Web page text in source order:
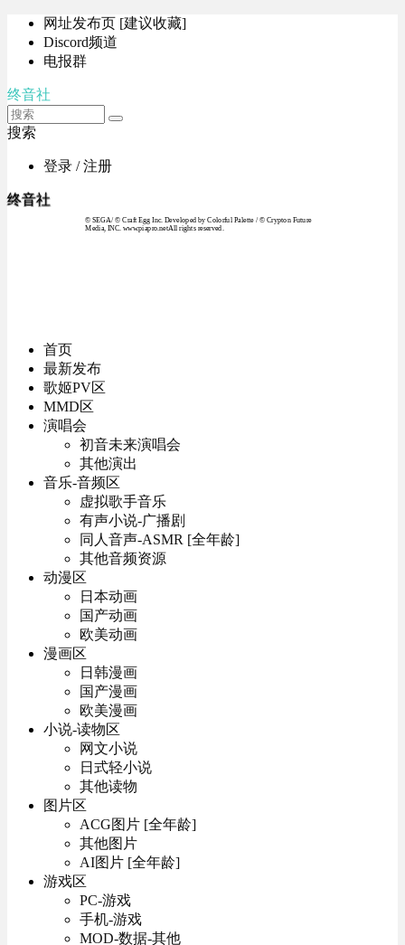
网址发布页 [建议收藏]
Discord频道
电报群
终音社
搜索
登录 / 注册
终音社
© SEGA / © Craft Egg Inc. Developed by Colorful Palette / © Crypton Future
Media, INC. www.piapro.netAll rights reserved.
首页
最新发布
歌姬PV区
MMD区
演唱会
初音未来演唱会
其他演出
音乐-音频区
虚拟歌手音乐
有声小说-广播剧
同人音声-ASMR [全年龄]
其他音频资源
动漫区
日本动画
国产动画
欧美动画
漫画区
日韩漫画
国产漫画
欧美漫画
小说-读物区
网文小说
日式轻小说
其他读物
图片区
ACG图片 [全年龄]
其他图片
AI图片 [全年龄]
游戏区
PC-游戏
手机-游戏
MOD-数据-其他